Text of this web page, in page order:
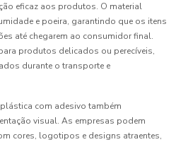
eficaz aos produtos. O material
e poeira, garantindo que os itens
até chegarem ao consumidor final.
produtos delicados ou perecíveis,
durante o transporte e
com adesivo também
visual. As empresas podem
cores, logotipos e designs atraentes,